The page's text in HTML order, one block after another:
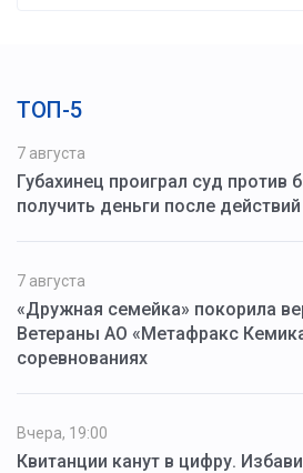
ТОП-5
7 августа
Губахинец проиграл суд против
получить деньги после
7 августа
«Дружная семейка» покорила
Ветераны АО «Метафракс
соревнованиях
Вчера, 19:00
Квитанции канут в цифру.